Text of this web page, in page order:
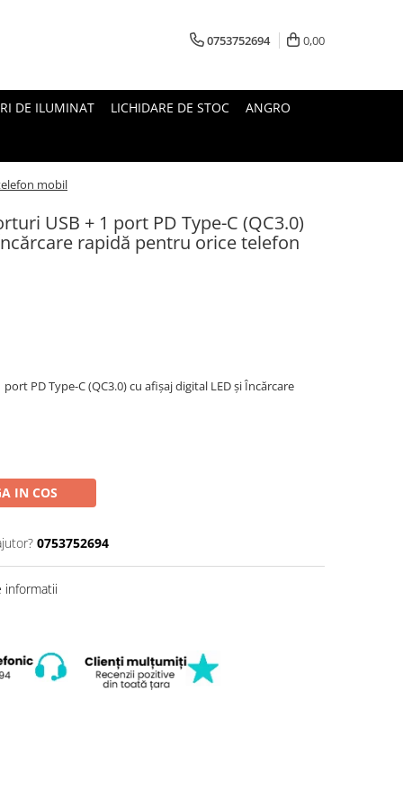
0753752694 0,00
DE ILUMINAT LICHIDARE DE STOC ANGRO
mobil
USB + 1 port PD Type-C (QC3.0)
rapidă pentru orice telefon
PD Type-C (QC3.0) cu afișaj digital LED și Încărcare
IN COS
0753752694
informatii